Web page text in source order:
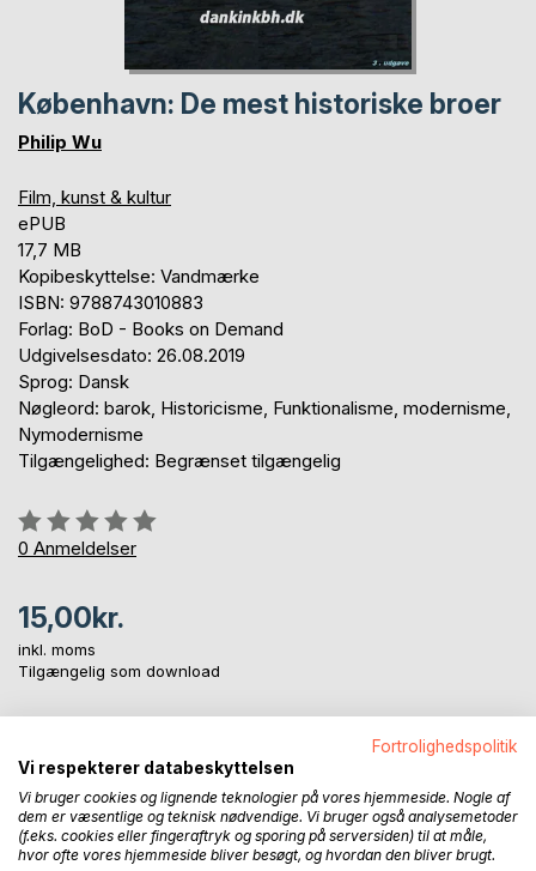
København: De mest historiske broer
Philip Wu
Film, kunst & kultur
ePUB
17,7 MB
Kopibeskyttelse: Vandmærke
ISBN: 9788743010883
Forlag: BoD - Books on Demand
Udgivelsesdato: 26.08.2019
Sprog: Dansk
Nøgleord: barok, Historicisme, Funktionalisme, modernisme,
Nymodernisme
Tilgængelighed: Begrænset tilgængelig
Anmeldelse::
0%
0 Anmeldelser
15,00kr.
inkl. moms
Tilgængelig som download
Føj til ønskeliste
Anmeld titel
Fortrolighedspolitik
Vi respekterer databeskyttelsen
Vi bruger cookies og lignende teknologier på vores hjemmeside. Nogle af
dem er væsentlige og teknisk nødvendige. Vi bruger også analysemetoder
(f.eks. cookies eller fingeraftryk og sporing på serversiden) til at måle,
hvor ofte vores hjemmeside bliver besøgt, og hvordan den bliver brugt.